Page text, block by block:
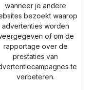
wanneer je andere
bezoekt waarop
advertenties worden
of om de
rapportage over de
prestaties van
te
verbeteren.